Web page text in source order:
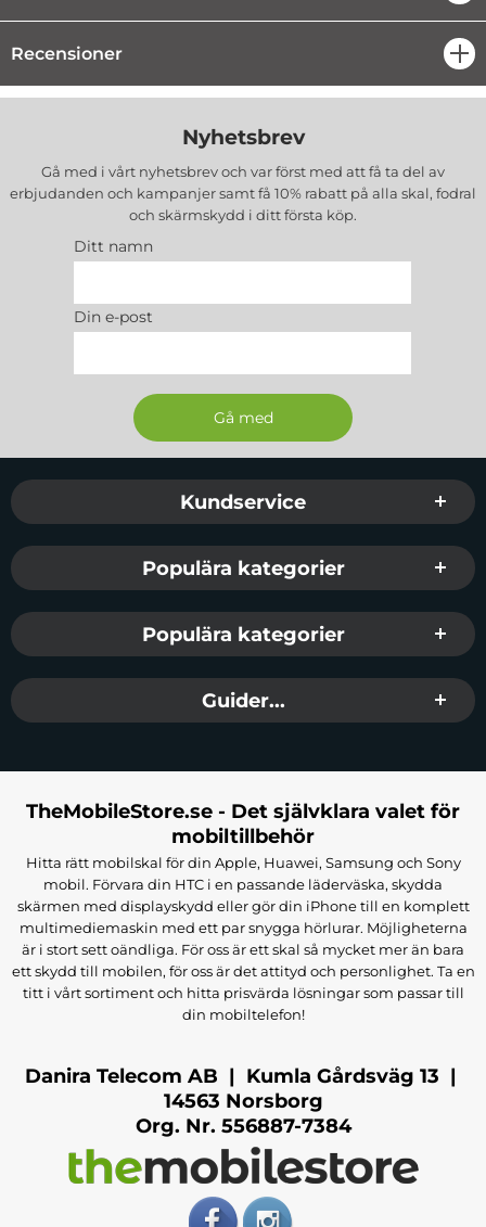
Recensioner
Nyhetsbrev
Gå med i vårt nyhetsbrev och var först med att få ta del av
erbjudanden och kampanjer samt få 10% rabatt på alla skal, fodral
och skärmskydd i ditt första köp.
Ditt namn
Din e-post
Sidfot Blandad info och länkar
Kundservice
Populära kategorier
Populära kategorier
Guider...
TheMobileStore.se - Det självklara valet för
mobiltillbehör
Hitta rätt mobilskal för din Apple, Huawei, Samsung och Sony
mobil. Förvara din HTC i en passande läderväska, skydda
skärmen med displayskydd eller gör din iPhone till en komplett
multimediemaskin med ett par snygga hörlurar. Möjligheterna
är i stort sett oändliga. För oss är ett skal så mycket mer än bara
ett skydd till mobilen, för oss är det attityd och personlighet. Ta en
titt i vårt sortiment och hitta prisvärda lösningar som passar till
din mobiltelefon!
Danira Telecom AB | Kumla Gårdsväg 13 |
14563 Norsborg
Org. Nr. 556887-7384